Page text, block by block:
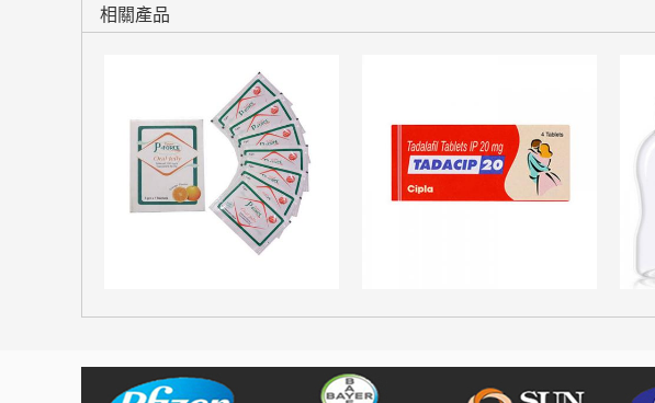
相關產品